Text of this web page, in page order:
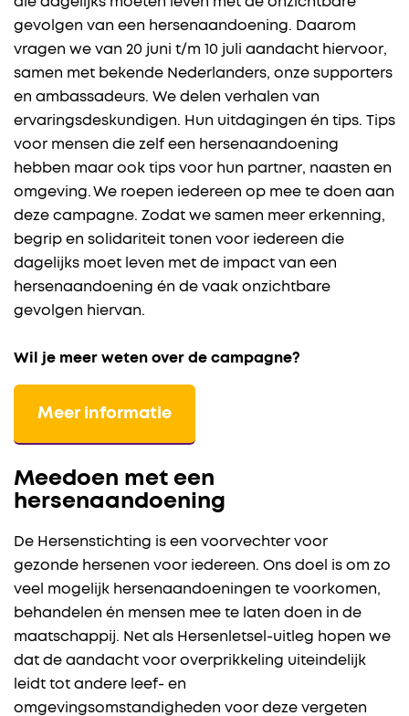
gevolgen van een hersenaandoening. Daarom
vragen we van 20 juni t/m 10 juli aandacht hiervoor,
samen met bekende Nederlanders, onze supporters
en ambassadeurs. We delen verhalen van
ervaringsdeskundigen. Hun uitdagingen én tips. Tips
voor mensen die zelf een hersenaandoening
hebben maar ook tips voor hun partner, naasten en
omgeving. We roepen iedereen op mee te doen aan
deze campagne. Zodat we samen meer erkenning,
begrip en solidariteit tonen voor iedereen die
dagelijks moet leven met de impact van een
hersenaandoening én de vaak onzichtbare
gevolgen hiervan.
Wil je meer weten over de campagne?
Meer informatie
Meedoen met een
hersenaandoening
De Hersenstichting is een voorvechter voor
gezonde hersenen voor iedereen. Ons doel is om zo
veel mogelijk hersenaandoeningen te voorkomen,
behandelen én mensen mee te laten doen in de
maatschappij. Net als Hersenletsel-uitleg hopen we
dat de aandacht voor overprikkeling uiteindelijk
leidt tot andere leef- en
omgevingsomstandigheden voor deze vergeten